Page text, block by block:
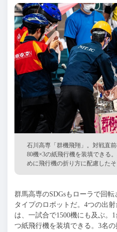
石川高専「群機飛翔」。対戦直
80機×3の紙飛行機を装填できる
めに飛行機の折り方に配慮したそ
群馬高専のSDGsもローラで回
タイプのロボットだ。4つの出
は、一試合で1500機にも及ぶ。
つ紙飛行機を装填できる。3名